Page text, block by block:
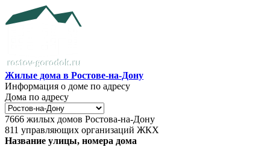
Перейти к основному содержанию
Жилые дома в Ростове-на-Дону
Информация о доме по адресу
Дома по адресу
7666 жилых домов Ростова-на-Дону
811 управляющих организаций ЖКХ
Название улицы, номера дома